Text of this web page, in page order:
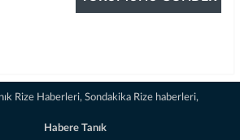
Rize Haberleri, Sondakika Rize haberleri,
Habere Tanık